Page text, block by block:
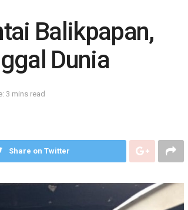
Balikpapan,
Dunia
3 mins read
Share on Twitter